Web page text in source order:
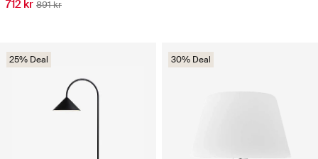
712 kr 891 kr
25% Deal 30% Deal